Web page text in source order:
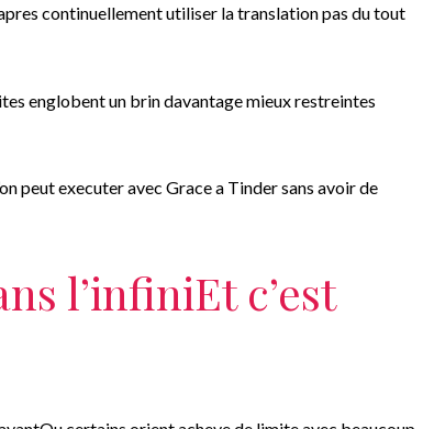
continuellement utiliser la translation pas du tout
englobent un brin davantage mieux restreintes
peut executer avec Grace a Tinder sans avoir de
l’infiniEt c’est